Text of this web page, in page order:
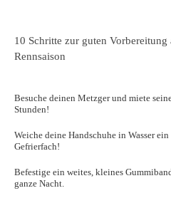
10 Schritte zur guten
Rennsaison
Besuche deinen Metzger und miete
Stunden!
Weiche deine Handschuhe in Wasser
Gefrierfach!
Befestige ein weites, kleines
ganze Nacht.